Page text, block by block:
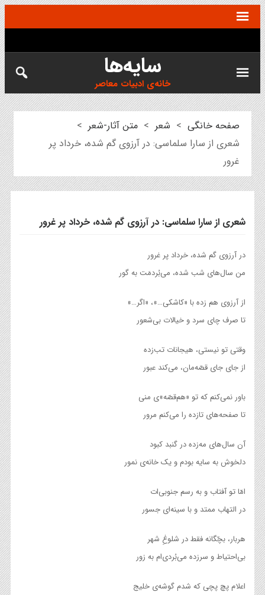
سایه‌ها
خانه‌ی ادبیات معاصر
صفحه خانگی > شعر > متن آثار-شعر >
شعری از سارا سلماسی: در آرزوی گم شده، خرداد پر
غرور
شعری از سارا سلماسی: در آرزوی گم شده، خرداد پر غرور
در آرزوی گم شده، خرداد پر غرور
من سال‌های شب شده، می‌بُردمَت به گور
از آرزوی هم زده با «کاشکی…»، «اگر…»
تا صرف چای سرد و خیالات بی‌شعور
وقتی تو نیستی، هیجانات تب‌زده
از جای جای قصّه‌‌مان‌، می‌کند عبور
باور نمی‌کنم که تو «هم‌قصّه»ی منی
تا صفحه‌های تازده را می‌کنم مرور
آن سال‌های مه‌زده در گنبد کبود
دلخوش به سایه بودم و یک خانه‌ی نمور
امّا تو آفتاب و به رسم جنوبی‌ات
در التهاب ممتد و با سینه‌ای جسور
هربار، بچّگانه فقط در شلوغِ شهر
بی‌احتیاط و سرزده می‌بُردی‌ام به زور
اعلام پچ پچی که شدم گوشه‌ی خلیج